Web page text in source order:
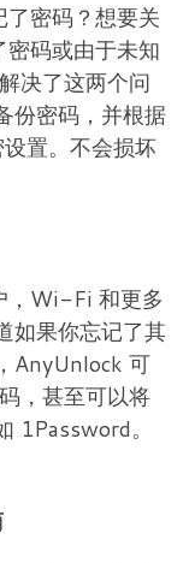
密码？想要关
码或由于未知
决了这两个问
份密码，并根据
置。不会损坏
，Wi-Fi 和更多
如果你忘记了其
AnyUnlock 可
，甚至可以将
1Password。